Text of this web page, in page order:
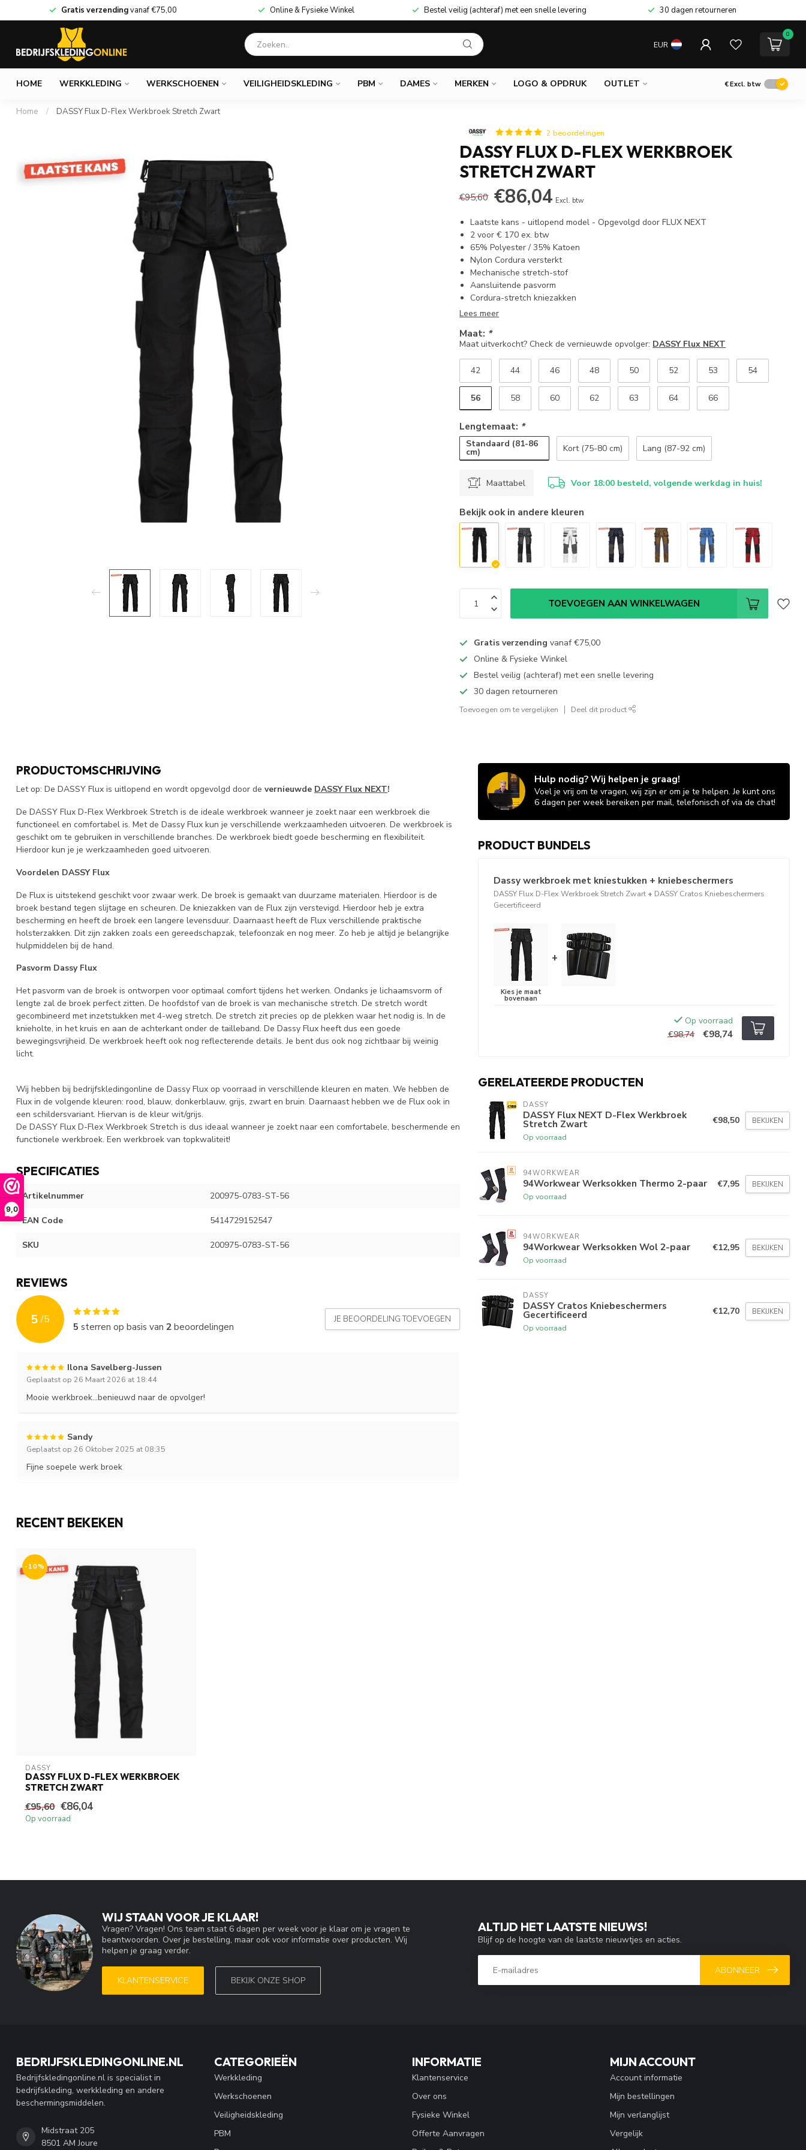
9,0
Gratis verzendingvanaf€75,00 Online & Fysieke Winkel Bestel veilig (achteraf) met een snelle levering 30 dagen retourneren
EUR
0
HOME WERKKLEDING WERKSCHOENEN VEILIGHEIDSKLEDING PBM DAMES MERKEN LOGO & OPDRUK OUTLET €Excl. btw
Home / DASSY Flux D-Flex Werkbroek Stretch Zwart
2 beoordelingen
DASSY FLUX D-FLEX WERKBROEK
STRETCH ZWART
€95,60 €86,04 Excl. btw
Laatste kans - uitlopend model - Opgevolgd door FLUX NEXT
2 voor € 170 ex. btw
65% Polyester / 35% Katoen
Nylon Cordura versterkt
Mechanische stretch-stof
Aansluitende pasvorm
Cordura-stretch kniezakken
Lees meer
Maat uitverkocht? Check de vernieuwde opvolger: DASSY Flux NEXT
Maat: *
42 44 46 48 50 52 53 54
56 58 60 62 63 64 66
Lengtemaat: *
Standaard (81-86
cm) Kort (75-80 cm) Lang (87-92 cm)
Maattabel Voor 18:00 besteld, volgende werkdag in huis!
Bekijk ook in andere kleuren
TOEVOEGEN AAN WINKELWAGEN
Gratis verzending vanaf€75,00
Online & Fysieke Winkel
Bestel veilig (achteraf) met een snelle levering
30 dagen retourneren
Toevoegen om te vergelijken Deel dit product
PRODUCTOMSCHRIJVING
Let op: De DASSY Flux is uitlopend en wordt opgevolgd door de vernieuwde DASSY Flux NEXT!
De DASSY Flux D-Flex Werkbroek Stretch is de ideale werkbroek wanneer je zoekt naar een werkbroek die
functioneel en comfortabel is. Met de Dassy Flux kun je verschillende werkzaamheden uitvoeren. De werkbroek is
geschikt om te gebruiken in verschillende branches. De werkbroek biedt goede bescherming en flexibiliteit.
Hierdoor kun je je werkzaamheden goed uitvoeren.
Voordelen DASSY Flux
De Flux is uitstekend geschikt voor zwaar werk. De broek is gemaakt van duurzame materialen. Hierdoor is de
broek bestand tegen slijtage en scheuren. De kniezakken van de Flux zijn verstevigd. Hierdoor heb je extra
bescherming en heeft de broek een langere levensduur. Daarnaast heeft de Flux verschillende praktische
holsterzakken. Dit zijn zakken zoals een gereedschapzak, telefoonzak en nog meer. Zo heb je altijd je belangrijke
hulpmiddelen bij de hand.
Pasvorm Dassy Flux
Het pasvorm van de broek is ontworpen voor optimaal comfort tijdens het werken. Ondanks je lichaamsvorm of
lengte zal de broek perfect zitten. De hoofdstof van de broek is van mechanische stretch. De stretch wordt
gecombineerd met inzetstukken met 4-weg stretch. De stretch zit precies op de plekken waar het nodig is. In de
knieholte, in het kruis en aan de achterkant onder de tailleband. De Dassy Flux heeft dus een goede
bewegingsvrijheid. De werkbroek heeft ook nog reflecterende details. Je bent dus ook nog zichtbaar bij weinig
licht.
Wij hebben bij bedrijfskledingonline de Dassy Flux op voorraad in verschillende kleuren en maten. We hebben de
Flux in de volgende kleuren: rood, blauw, donkerblauw, grijs, zwart en bruin. Daarnaast hebben we de Flux ook in
een schildersvariant. Hiervan is de kleur wit/grijs.
De DASSY Flux D-Flex Werkbroek Stretch is dus ideaal wanneer je zoekt naar een comfortabele, beschermende en
functionele werkbroek. Een werkbroek van topkwaliteit!
SPECIFICATIES
Artikelnummer 200975-0783-ST-56
EAN Code 5414729152547
SKU 200975-0783-ST-56
REVIEWS
5 /5
5 sterren op basis van 2beoordelingen
JE BEOORDELING TOEVOEGEN
Ilona Savelberg-Jussen
Geplaatst op 26 Maart 2026 at 18:44
Mooie werkbroek...benieuwd naar de opvolger!
Sandy
Geplaatst op 26 Oktober 2025 at 08:35
Fijne soepele werk broek
Hulp nodig? Wij helpen je graag!
Voel je vrij om te vragen, wij zijn er om je te helpen. Je kunt ons
6 dagen per week bereiken per mail, telefonisch of via de chat!
PRODUCT BUNDELS
Dassy werkbroek met kniestukken + kniebeschermers
DASSY Flux D-Flex Werkbroek Stretch Zwart + DASSY Cratos Kniebeschermers
Gecertificeerd
+
Op voorraad
€98,74
€98,74
GERELATEERDE PRODUCTEN
DASSY
DASSY Flux NEXT D-Flex Werkbroek
Stretch Zwart
Op voorraad
€98,50 BEKIJKEN
94WORKWEAR
94Workwear Werksokken Thermo 2-paar
Op voorraad
€7,95 BEKIJKEN
94WORKWEAR
94Workwear Werksokken Wol 2-paar
Op voorraad
€12,95 BEKIJKEN
DASSY
DASSY Cratos Kniebeschermers
Gecertificeerd
Op voorraad
€12,70 BEKIJKEN
RECENT BEKEKEN
-10%
DASSY
DASSY FLUX D-FLEX WERKBROEK
STRETCH ZWART
€95,60 €86,04
Op voorraad
WIJ STAAN VOOR JE KLAAR!
Vragen? Vragen! Ons team staat 6 dagen per week voor je klaar om je vragen te
beantwoorden. Over je bestelling, maar ook voor informatie over producten. Wij
helpen je graag verder.
KLANTENSERVICE BEKIJK ONZE SHOP
ALTIJD HET LAATSTE NIEUWS!
Blijf op de hoogte van de laatste nieuwtjes en acties.
ABONNEER
BEDRIJFSKLEDINGONLINE.NL
Bedrijfskledingonline.nl is specialist in
bedrijfskleding, werkkleding en andere
beschermingsmiddelen.
Midstraat 205
8501 AM Joure
CATEGORIEËN
Werkkleding
Werkschoenen
Veiligheidskleding
PBM
INFORMATIE
Klantenservice
Over ons
Fysieke Winkel
Offerte Aanvragen
MIJN ACCOUNT
Account informatie
Mijn bestellingen
Mijn verlanglijst
Vergelijk